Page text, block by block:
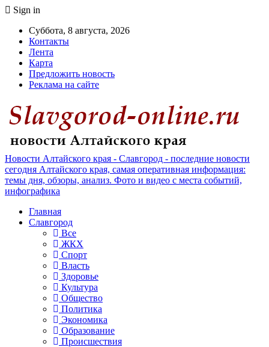
Sign in
Суббота, 8 августа, 2026
Контакты
Лента
Карта
Предложить новость
Реклама на сайте
Новости Алтайского края - Славгород - последние новости
сегодня Алтайского края, самая оперативная информация:
темы дня, обзоры, анализ. Фото и видео с места событий,
инфографика
Главная
Славгород
Все
ЖКХ
Спорт
Власть
Здоровье
Культура
Общество
Политика
Экономика
Образование
Происшествия